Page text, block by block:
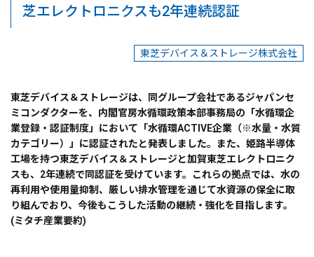
芝エレクトロニクスも2年連続認証
東芝デバイス＆ストレージ株式会社
東芝デバイス＆ストレージは、同グループ会社であるジャパンセ
ミコンダクターを、 内閣官房水循環政策本部事務局の「水循環企
業登録・認証制度」において「水循環ACTIVE企業（※水量・水質
カテゴリー）」に認証されたと発表しました。また、姫路半導体
工場を持つ東芝デバイス＆ストレージと加賀東芝エレクトロニク
スも、2年連続で同認証を受けています。これらの拠点では、水の
再利用や使用量抑制、厳しい排水管理を通じて水資源の保全に取
り組んでおり、今後もこうした活動の継続・強化を目指します。
(ミタチ産業要約)